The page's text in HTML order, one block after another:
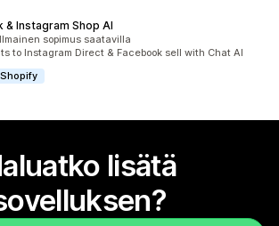
& Instagram Shop AI
yhteensä
Ilmainen sopimus saatavilla
to Instagram Direct & Facebook sell with Chat AI
lisätä